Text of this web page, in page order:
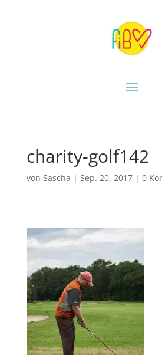
charity-golf142
von Sascha | Sep. 20, 2017| 0